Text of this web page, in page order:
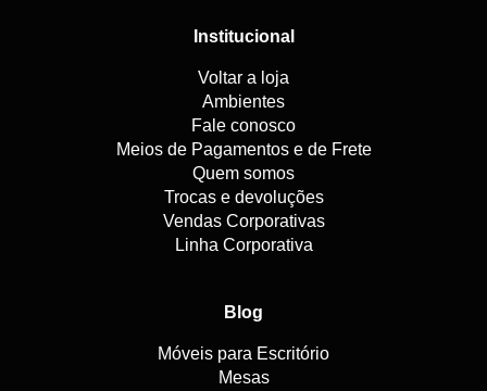
Institucional
Voltar a loja
Ambientes
Fale conosco
Meios de Pagamentos e de Frete
Quem somos
Trocas e devoluções
Vendas Corporativas
Linha Corporativa
Blog
Móveis para Escritório
Mesas